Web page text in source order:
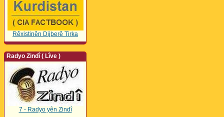
Rêxistinên Dijberê Tirka
Radyo Zindî ( Lîve )
7 - Radyo yên Zindî